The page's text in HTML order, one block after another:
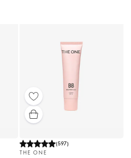
(597)
THE ONE